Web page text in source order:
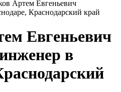
Артем Евгеньевич
Краснодарский край
Евгеньевич
в